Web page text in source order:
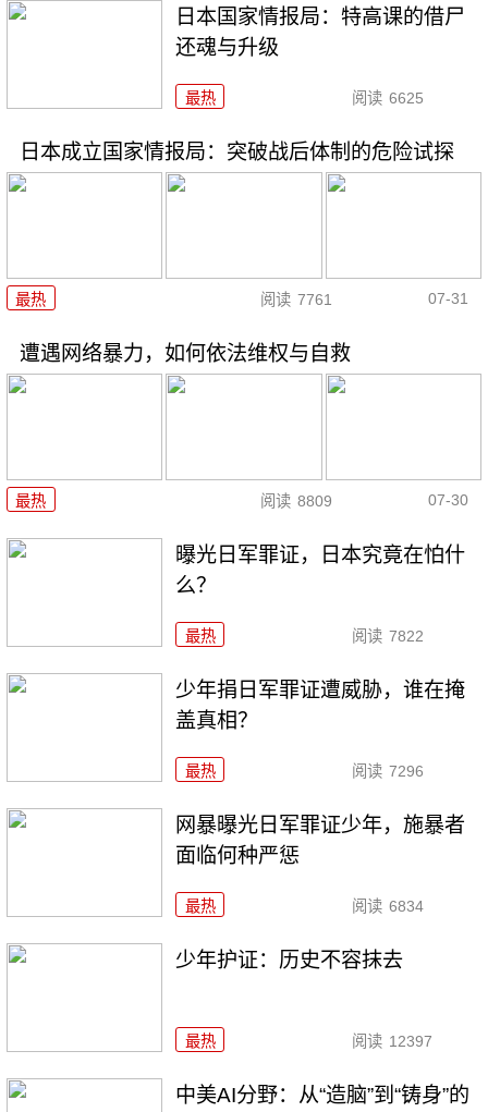
日本国家情报局：特高课的借尸
还魂与升级
最热 阅读 6625
日本成立国家情报局：突破战后体制的危险试探
最热 阅读 7761 07-31
遭遇网络暴力，如何依法维权与自救
最热 阅读 8809 07-30
曝光日军罪证，日本究竟在怕什
么？
最热 阅读 7822
少年捐日军罪证遭威胁，谁在掩
盖真相？
最热 阅读 7296
网暴曝光日军罪证少年，施暴者
面临何种严惩
最热 阅读 6834
少年护证：历史不容抹去
最热 阅读 12397
中美AI分野：从“造脑”到“铸身”的